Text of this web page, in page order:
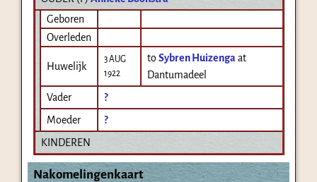
Geboren
Overleden
Huwelijk
3 AUG
1922
toSybren Huizenga at
Dantumadeel
Vader
?
Moeder
?
KINDEREN
Nakomelingenkaart